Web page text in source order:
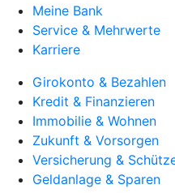
Meine Bank
Service & Mehrwerte
Karriere
Girokonto & Bezahlen
Kredit & Finanzieren
Immobilie & Wohnen
Zukunft & Vorsorgen
Versicherung &
Geldanlage & Sparen